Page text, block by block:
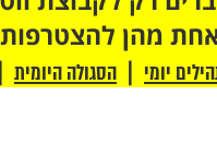
מהן
יומי | הסגולה היומית |